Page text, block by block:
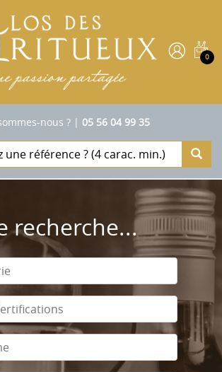
0
nous ? | 05 56 04 99 35
recherche...